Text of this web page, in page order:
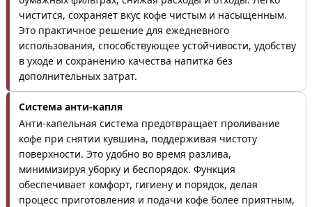
чистится, сохраняет вкус кофе чистым и насыщенным.
Это практичное решение для ежедневного
использования, способствующее устойчивости, удобству
в уходе и сохранению качества напитка без
дополнительных затрат.
Система анти-капля
Анти-капельная система предотвращает проливание
кофе при снятии кувшина, поддерживая чистоту
поверхности. Это удобно во время разлива,
минимизируя уборку и беспорядок. Функция
обеспечивает комфорт, гигиену и порядок, делая
процесс приготовления и подачи кофе более приятным,